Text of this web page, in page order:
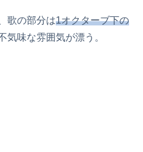
歌の部分は1オクターブ下の
気味な雰囲気が漂う。